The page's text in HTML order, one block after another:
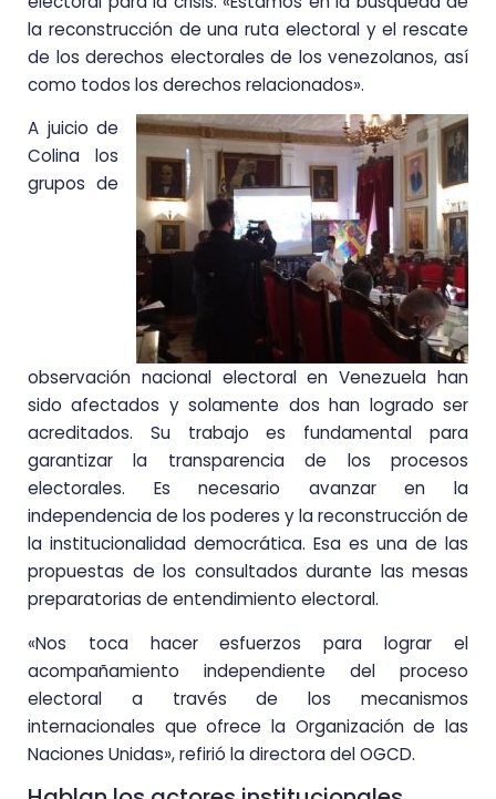
la reconstrucción de una ruta electoral y el rescate
de los derechos electorales de los venezolanos, así
como todos los derechos relacionados».
A juicio de
Colina los
grupos de
observación nacional electoral en Venezuela han
sido afectados y solamente dos han logrado ser
acreditados. Su trabajo es fundamental para
garantizar la transparencia de los procesos
electorales. Es necesario avanzar en la
independencia de los poderes y la reconstrucción de
la institucionalidad democrática. Esa es una de las
propuestas de los consultados durante las mesas
preparatorias de entendimiento electoral.
«Nos toca hacer esfuerzos para lograr el
acompañamiento independiente del proceso
electoral a través de los mecanismos
internacionales que ofrece la Organización de las
Naciones Unidas», refirió la directora del OGCD.